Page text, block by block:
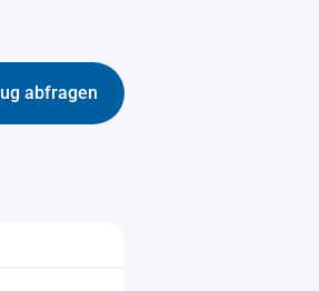
abfragen